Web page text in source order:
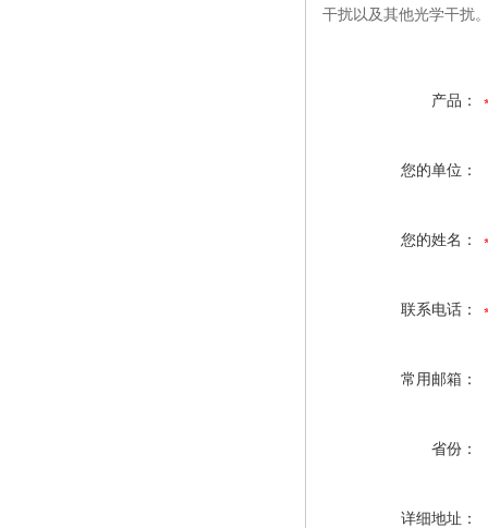
干扰以及其他光学干扰
产品：
您的单位：
您的姓名：
联系电话：
常用邮箱：
省份：
详细地址：